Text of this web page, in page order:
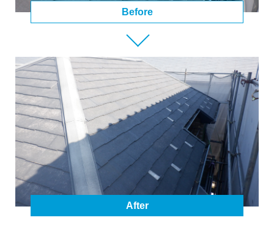
Before
After